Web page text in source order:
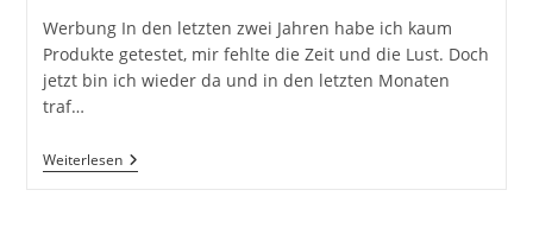
Werbung In den letzten zwei Jahren habe ich kaum
Produkte getestet, mir fehlte die Zeit und die Lust. Doch
jetzt bin ich wieder da und in den letzten Monaten
traf…
WeiterlesenGarnier
Nutrisse